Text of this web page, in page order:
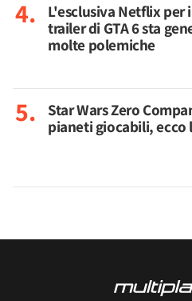
L'esclusiva Netflix per
trailer di GTA 6 sta
molte polemiche
Star Wars Zero
pianeti giocabili, ecco